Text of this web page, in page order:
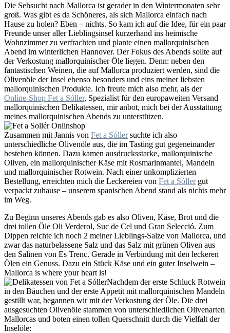
Die Sehsucht nach Mallorca ist gerader in den Wintermonaten sehr
groß. Was gibt es da Schöneres, als sich Mallorca einfach nach
Hause zu holen? Eben – nichts. So kam ich auf die Idee, für ein paar
Freunde unser aller Lieblingsinsel kurzerhand ins heimische
Wohnzimmer zu verfrachten und plante einen mallorquinischen
Abend im winterlichen Hannover. Der Fokus des Abends sollte auf
der Verkostung mallorquinischer Öle liegen. Denn: neben den
fantastischen Weinen, die auf Mallorca produziert werden, sind die
Olivenöle der Insel ebenso besonders und eins meiner liebsten
mallorquinischen Produkte. Ich freute mich also mehr, als der
Online-Shop Fet a Sóller, Spezialist für den europaweiten Versand
mallorquinischen Delikatessen, mir anbot, mich bei der Ausstattung
meines mallorquinischen Abends zu unterstützen.
Zusammen mit Jannis von Fet a Sóllersuchte ich also
unterschiedliche Olivenöle aus, die im Tasting gut gegeneinander
bestehen können. Dazu kamen ausdrucksstarke, mallorquinische
Oliven, ein mallorquinischer Käse mit Rosmarinmantel, Mandeln
und mallorquinischer Rotwein. Nach einer unkomplizierten
Bestellung, erreichten mich die Leckereien von Fet a Sóllergut
verpackt zuhause – unserem spanischen Abend stand als nichts mehr
im Weg.
Zu Beginn unseres Abends gab es also Oliven, Käse, Brot und die
drei tollen Öle Oli Verderol, Suc de Cel und Gran Selecció. Zum
Dippen reichte ich noch 2 meiner Lieblings-Salze von Mallorca, und
zwar das naturbelassene Salz und das Salz mit grünen Oliven aus
den Salinen von Es Trenc. Gerade in Verbindung mit den leckeren
Ölen ein Genuss. Dazu ein Stück Käse und ein guter Inselwein –
Mallorca is where your heart is!
Nachdem der erste Schluck Rotwein
in den Bäuchen und der erste Appetit mit mallorquinischen Mandeln
gestillt war, begannen wir mit der Verkostung der Öle. Die drei
ausgesuchten Olivenöle stammen von unterschiedlichen Olivenarten
Mallorcas und boten einen tollen Querschnitt durch die Vielfalt der
Inselöle: